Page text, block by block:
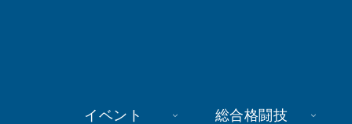
イベント 総合格闘技